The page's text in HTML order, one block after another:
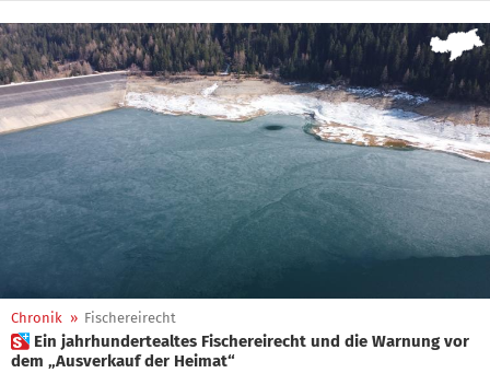
Chronik » Fischereirecht
 Ein jahrhundertealtes Fischereirecht und die Warnung vor
dem „Ausverkauf der Heimat“